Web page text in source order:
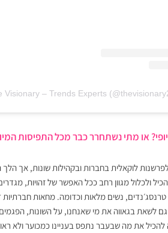
Visionary – Trends Experts
או מתי נשתחרר כבר מכל התפיסות
לפרשנות לוקאלית בחברות ובקהילות שונות, אך
ולכלול מגוון רחב ככל האפשר של זהויות,
לשאת בגאווה את מי שאנחנו, על השונות,
להכיל את מה שבעבר נתפס בעניינו כמכוער ולא